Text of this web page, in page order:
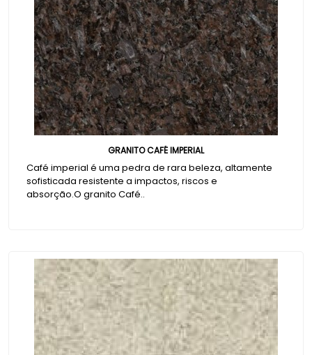
GRANITO CAFÉ IMPERIAL
Café imperial é uma pedra de rara beleza, altamente
sofisticada resistente a impactos, riscos e
absorção.O granito Café..